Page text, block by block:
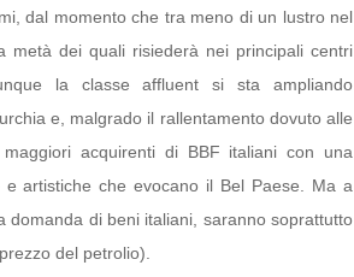
dal momento che tra meno di un lustro nel
dei quali risiederà nei principali centri
la classeaffluent si sta ampliando
e, malgrado il rallentamento dovuto alle
acquirenti di BBF italiani con una
artistiche che evocano il Bel Paese. Ma a
domanda di beni italiani, saranno soprattutto
del petrolio).